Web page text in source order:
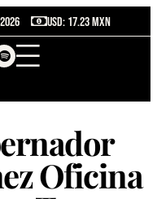
USD: 17.23 MXN
Oficina